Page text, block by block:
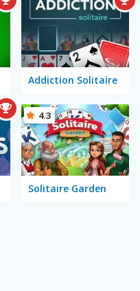
Addiction Solitaire
Solitaire Garden
4.3